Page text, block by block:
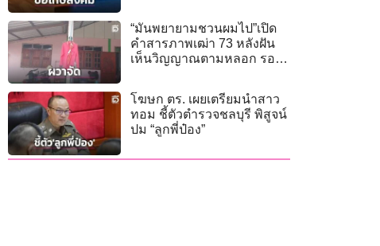
“มันพยายามชวนผมไป”เปิด
คำสารภาพเฒ่า 73 หลังฝัน
เห็นวิญญาณตามหลอก รอด
โฆษก ตร. เผยเตรียมนำสาว
ทอม ชี้ตัวตำรวจชลบุรี พิสูจน์
ปม “ลูกพี่ป๋อง”